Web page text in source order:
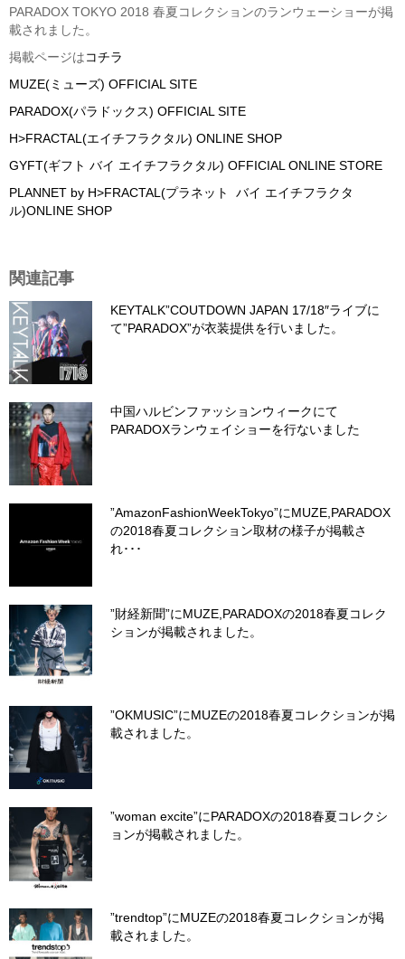
PARADOX TOKYO 2018 春夏コレクションのランウェーショーが掲
載されました。
掲載ページはコチラ
MUZE(ミューズ) OFFICIAL SITE
PARADOX(パラドックス) OFFICIAL SITE
H>FRACTAL(エイチフラクタル) ONLINE SHOP
GYFT(ギフト バイ エイチフラクタル) OFFICIAL ONLINE STORE
PLANNET by H>FRACTAL(プラネット バイ エイチフラクタ
ル)ONLINE SHOP
関連記事
KEYTALK”COUTDOWN JAPAN 17/18″ライブに
て”PARADOX”が衣装提供を行いました。
中国ハルビンファッションウィークにて
PARADOXランウェイショーを行ないました
”AmazonFashionWeekTokyo”にMUZE,PARADOX
の2018春夏コレクション取材の様子が掲載さ
れ･･･
”財経新聞”にMUZE,PARADOXの2018春夏コレク
ションが掲載されました。
”OKMUSIC”にMUZEの2018春夏コレクションが掲
載されました。
”woman excite”にPARADOXの2018春夏コレクシ
ョンが掲載されました。
”trendtop”にMUZEの2018春夏コレクションが掲
載されました。